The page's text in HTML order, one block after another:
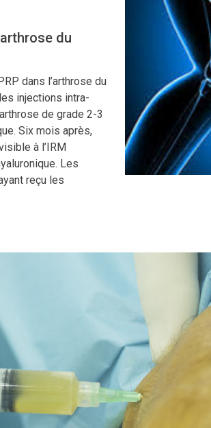
du
dans l’arthrose du
injections intra-
de grade 2-3
Six mois après,
à l’IRM
Les
reçu les